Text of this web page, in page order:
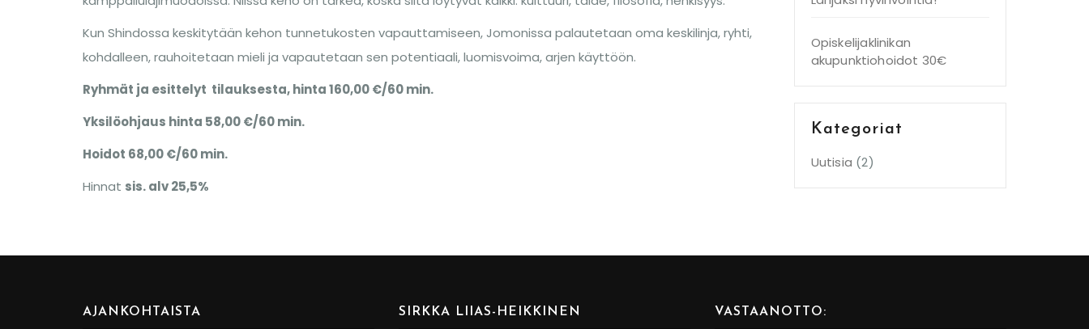
Kun Shindossa keskitytään kehon tunnetukosten vapauttamiseen, Jomonissa palautetaan oma keskilinja, ryhti,
kohdalleen, rauhoitetaan mieli ja vapautetaan sen potentiaali, luomisvoima, arjen käyttöön.
Ryhmät ja esittelyt tilauksesta, hinta 160,00 €/60 min.
Yksilöohjaus hinta 58,00 €/60 min.
Hoidot 68,00 €/60 min.
Hinnat sis. alv 25,5%
Opiskelijaklinikan
akupunktiohoidot 30€
Kategoriat
Uutisia (2)
AJANKOHTAISTA SIRKKA LIIAS-HEIKKINEN VASTAANOTTO: